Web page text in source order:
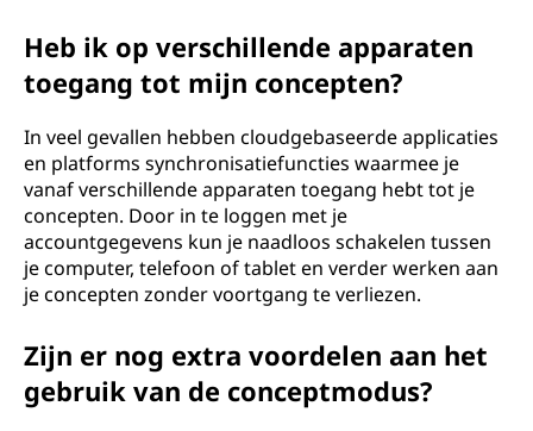
Heb ik op verschillende apparaten
toegang tot mijn concepten?
In veel gevallen hebben cloudgebaseerde applicaties
en platforms synchronisatiefuncties waarmee je
vanaf verschillende apparaten toegang hebt tot je
concepten. Door in te loggen met je
accountgegevens kun je naadloos schakelen tussen
je computer, telefoon of tablet en verder werken aan
je concepten zonder voortgang te verliezen.
Zijn er nog extra voordelen aan het
gebruik van de conceptmodus?